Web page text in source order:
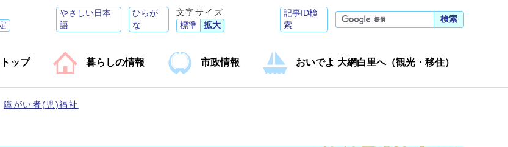
やさしい日本
語
ひらが
な
文字サイズ
標準
拡大
記事ID検
索
検索
トップ 暮らしの情報 市政情報 おいでよ 大網白里へ（観光・移住）
障がい者(児)福祉